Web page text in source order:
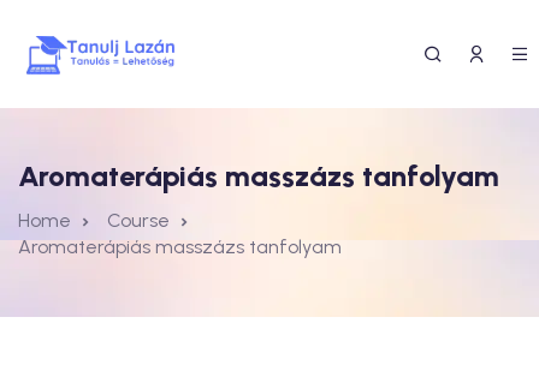
Aromaterápiás masszázs tanfolyam
Home
Course
Aromaterápiás masszázs tanfolyam